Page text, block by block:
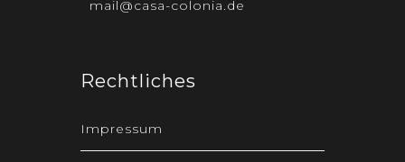
mail@casa-colonia.de
Rechtliches
Impressum